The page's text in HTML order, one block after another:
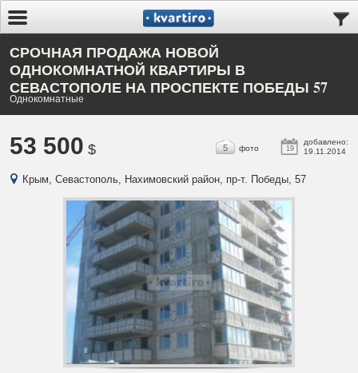
СРОЧНАЯ ПРОДАЖА НОВОЙ
ОДНОКОМНАТНОЙ КВАРТИРЫ В
СЕВАСТОПОЛЕ НА ПРОСПЕКТЕ ПОБЕДЫ 57
Однокомнатные
53 500 $ 19
добавлено:
19.11.2014
5 фото
Крым, Севастополь, Нахимовский район, пр-т. Победы, 57